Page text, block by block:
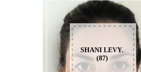
SHANI LEVY.
(87)